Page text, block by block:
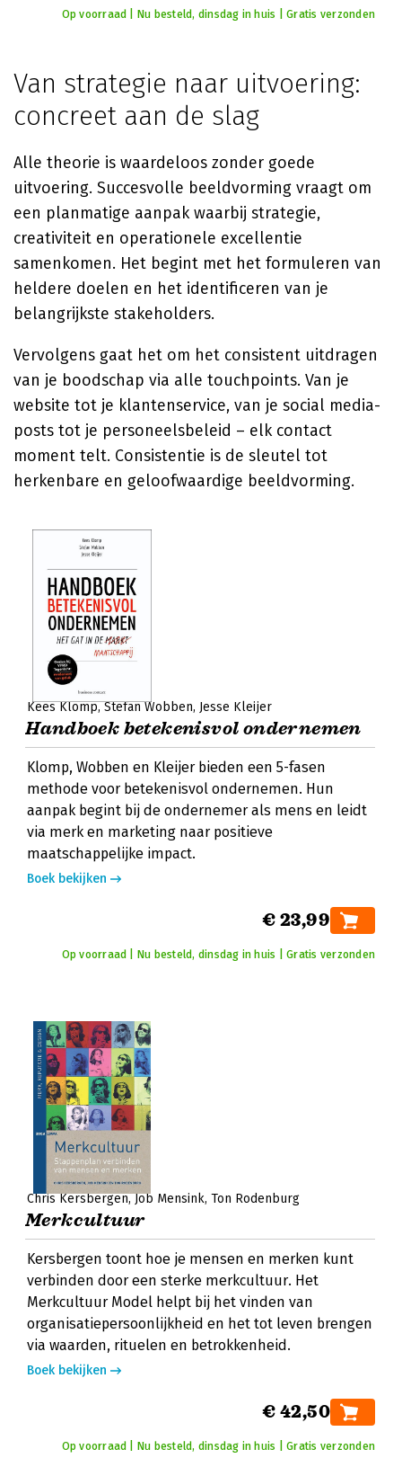
Op voorraad | Nu besteld, dinsdag in huis | Gratis verzonden
Van strategie naar uitvoering:
concreet aan de slag
Alle theorie is waardeloos zonder goede
uitvoering. Succesvolle beeldvorming vraagt om
een planmatige aanpak waarbij strategie,
creativiteit en operationele excellentie
samenkomen. Het begint met het formuleren van
heldere doelen en het identificeren van je
belangrijkste stakeholders.
Vervolgens gaat het om het consistent uitdragen
van je boodschap via alle touchpoints. Van je
website tot je klantenservice, van je social media-
posts tot je personeelsbeleid – elk contact
moment telt. Consistentie is de sleutel tot
herkenbare en geloofwaardige beeldvorming.
Kees Klomp Stefan Wobben Jesse Kleijer
Handboek betekenisvol ondernemen
Klomp, Wobben en Kleijer bieden een 5-fasen
methode voor betekenisvol ondernemen. Hun
aanpak begint bij de ondernemer als mens en leidt
via merk en marketing naar positieve
maatschappelijke impact.
Boek bekijken
€ 23,99
Op voorraad | Nu besteld, dinsdag in huis | Gratis verzonden
Chris Kersbergen Job Mensink Ton Rodenburg
Merkcultuur
Kersbergen toont hoe je mensen en merken kunt
verbinden door een sterke merkcultuur. Het
Merkcultuur Model helpt bij het vinden van
organisatiepersoonlijkheid en het tot leven brengen
via waarden, rituelen en betrokkenheid.
Boek bekijken
€ 42,50
Op voorraad | Nu besteld, dinsdag in huis | Gratis verzonden